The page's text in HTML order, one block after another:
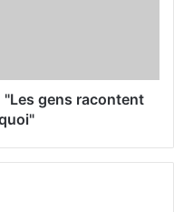
"Les gens racontent